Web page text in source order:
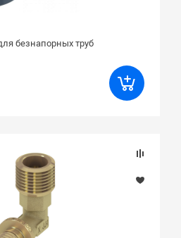
безнапорных труб